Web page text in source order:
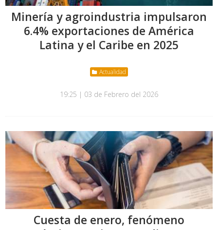
Minería y agroindustria impulsaron
6.4% exportaciones de América
Latina y el Caribe en 2025
Actualidad
19:25 | 03 de Febrero del 2026
Cuesta de enero, fenómeno